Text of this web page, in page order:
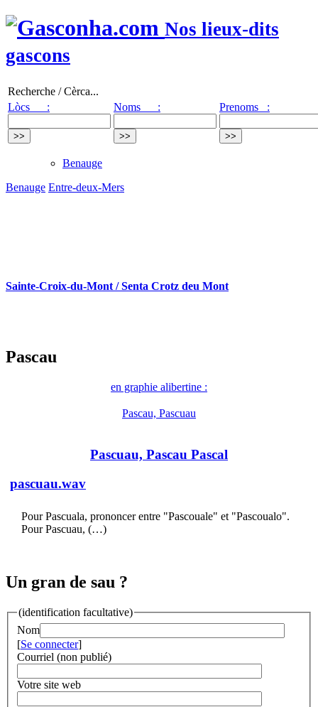
Nos lieux-dits
gascons
Recherche / Cèrca...
Lòcs :
Noms : Prenoms :
Benauge
Benauge Entre-deux-Mers
Sainte-Croix-du-Mont / Senta Crotz deu Mont
Pascau
en graphie alibertine :
Pascau, Pascuau
Pascuau, Pascau Pascal
pascuau.wav
Pour Pascuala, prononcer entre "Pascouale" et "Pascoualo".
Pour Pascuau, (…)
Un gran de sau ?
(identification facultative)
Nom
[Se connecter]
Courriel (non publié)
Votre site web